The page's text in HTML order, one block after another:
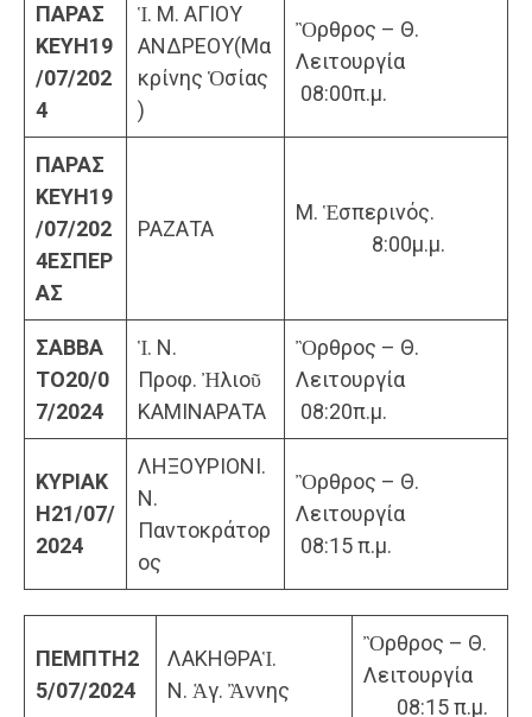
ΠΑΡΑΣ
ΚΕΥΗ19
/07/202
4
Ἱ. Μ. ΑΓΙΟΥ
ΑΝΔΡΕΟΥ(Μα
κρίνης Ὁσίας
)
Ὂρθρος – Θ.
Λειτουργία
08:00π.μ.
ΠΑΡΑΣ
ΚΕΥΗ19
/07/202
4ΕΣΠΕΡ
ΑΣ
ΡΑΖΑΤΑ
Μ. Ἑσπερινός.
8:00μ.μ.
ΣΑΒΒΑ
ΤΟ20/0
7/2024
Ἱ. Ν.
Προφ. Ἠλιοῦ
ΚΑΜΙΝΑΡΑΤΑ
Ὂρθρος – Θ.
Λειτουργία
08:20π.μ.
ΚΥΡΙΑΚ
Η21/07/
2024
ΛΗΞΟΥΡΙΟΝΙ.
Ν.
Παντοκράτορ
ος
Ὂρθρος – Θ.
Λειτουργία
08:15 π.μ.
ΠΕΜΠΤΗ2
5/07/2024
ΛΑΚΗΘΡΑἹ.
Ν. Ἁγ. Ἂννης
Ὂρθρος – Θ.
Λειτουργία
08:15 π.μ.